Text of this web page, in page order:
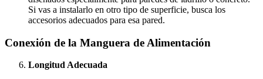
Si vas a instalarlo en otro tipo de superficie, busca los
accesorios adecuados para esa pared.
Conexión de la Manguera de Alimentación
Longitud Adecuada